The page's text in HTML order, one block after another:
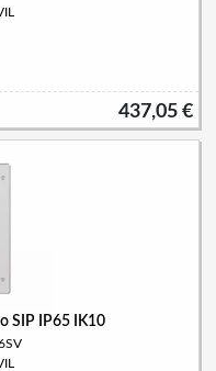
437,05 €
SIP IP65 IK10